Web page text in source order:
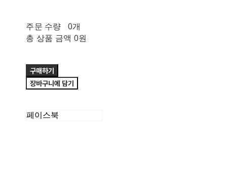
주문 수량
0개
총 상품 금액 0원
구매하기
장바구니에 담기
페이스북